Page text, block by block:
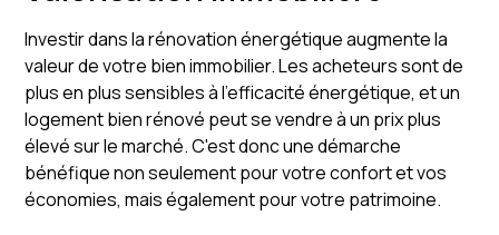
Investir dans la rénovation énergétique augmente la
valeur de votre bien immobilier. Les acheteurs sont de
plus en plus sensibles à l'efficacité énergétique, et un
logement bien rénové peut se vendre à un prix plus
élevé sur le marché. C'est donc une démarche
bénéfique non seulement pour votre confort et vos
économies, mais également pour votre patrimoine.